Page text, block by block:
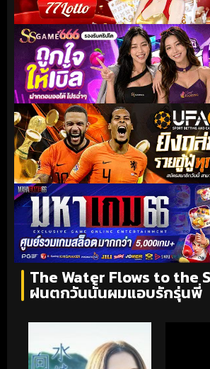
The Water Flows to the
ฝนตกวันนั้นผมแอบรักรุ่นพี่